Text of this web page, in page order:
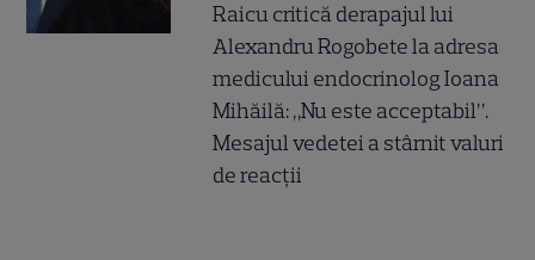
Raicu critică derapajul lui
Alexandru Rogobete la adresa
medicului endocrinolog Ioana
Mihăilă: „Nu este acceptabil”.
Mesajul vedetei a stârnit valuri
de reacții